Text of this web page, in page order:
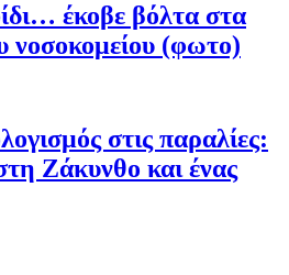
έκοβε βόλτα στα
νοσοκομείου (φωτο)
στις παραλίες:
Ζάκυνθο και ένας